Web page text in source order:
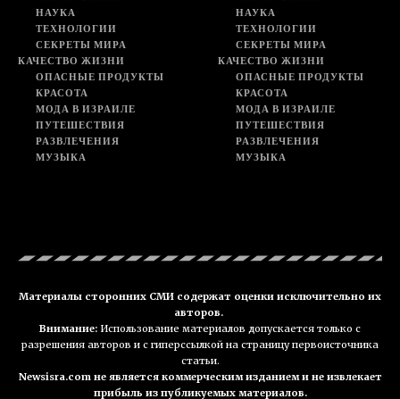
НАУКА
ТЕХНОЛОГИИ
СЕКРЕТЫ МИРА
КАЧЕСТВО ЖИЗНИ
ОПАСНЫЕ ПРОДУКТЫ
КРАСОТА
МОДА В ИЗРАИЛЕ
ПУТЕШЕСТВИЯ
РАЗВЛЕЧЕНИЯ
МУЗЫКА
НАУКА
ТЕХНОЛОГИИ
СЕКРЕТЫ МИРА
КАЧЕСТВО ЖИЗНИ
ОПАСНЫЕ ПРОДУКТЫ
КРАСОТА
МОДА В ИЗРАИЛЕ
ПУТЕШЕСТВИЯ
РАЗВЛЕЧЕНИЯ
МУЗЫКА
Материалы сторонних СМИ содержат оценки исключительно их
авторов.
Внимание: Использование материалов допускается только с
разрешения авторов и с гиперссылкой на страницу первоисточника
статьи.
Newsisra.com не является коммерческим изданием и не извлекает
прибыль из публикуемых материалов.